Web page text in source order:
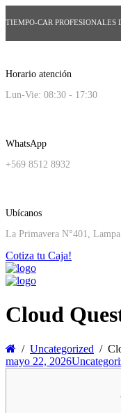
TIEMPO-CAR PROFESIONALES
Horario atención
Lun-Vie: 08:30 - 17:30
WhatsApp
+569 8512 8932
Ubícanos
La Primavera N°401,
Cotiza tu Caja!
Cloud
Uncategorized
mayo 22, 2026